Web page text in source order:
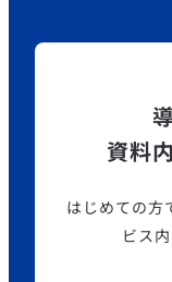
資料
はじめての
ビス